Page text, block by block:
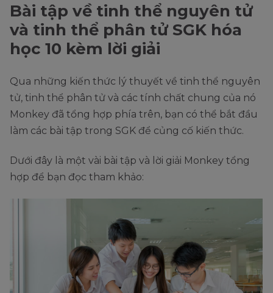
Bài tập về tinh thể nguyên tử
và tinh thể phân tử SGK hóa
học 10 kèm lời giải
Qua những kiến thức lý thuyết về tinh thể nguyên
tử, tinh thể phân tử và các tính chất chung của nó
Monkey đã tổng hợp phía trên, bạn có thể bắt đầu
làm các bài tập trong SGK để củng cố kiến thức.
Dưới đây là một vài bài tập và lời giải Monkey tổng
hợp để bạn đọc tham khảo: